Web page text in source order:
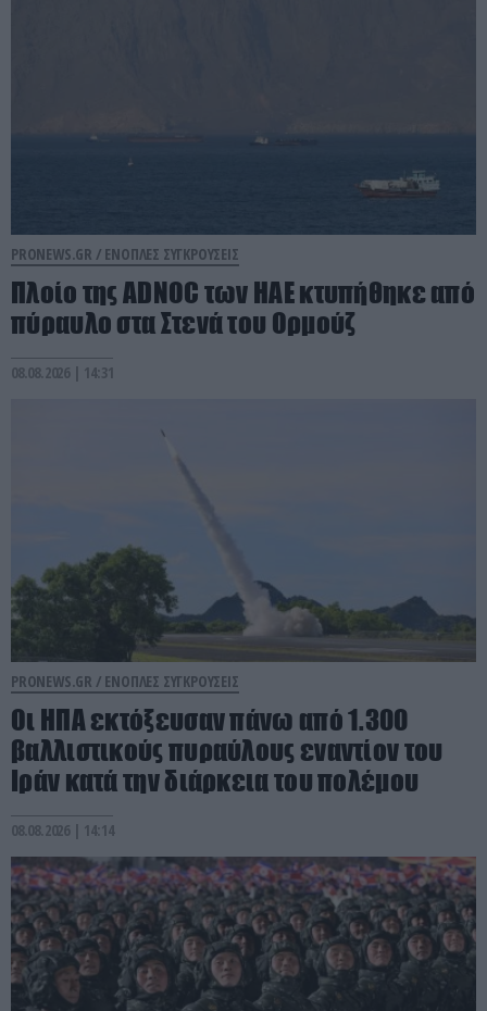
PRONEWS.GR / ΕΝΟΠΛΕΣ ΣΥΓΚΡΟΥΣΕΙΣ
Πλοίο της ADNOC των ΗΑΕ κτυπήθηκε από
πύραυλο στα Στενά του Ορμούζ
08.08.2026 | 14:31
PRONEWS.GR / ΕΝΟΠΛΕΣ ΣΥΓΚΡΟΥΣΕΙΣ
Οι ΗΠΑ εκτόξευσαν πάνω από 1.300
βαλλιστικούς πυραύλους εναντίον του
Ιράν κατά την διάρκεια του πολέμου
08.08.2026 | 14:14